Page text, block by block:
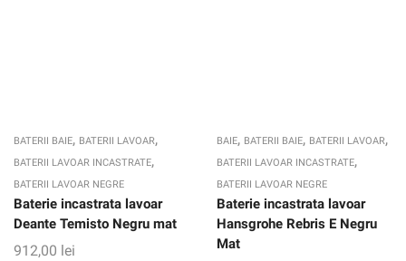
BATERII BAIE, BATERII LAVOAR,
BATERII LAVOAR INCASTRATE,
BATERII LAVOAR NEGRE
Baterie incastrata lavoar
Deante Temisto Negru mat
912,00 lei
BAIE, BATERII BAIE, BATERII LAVOAR,
BATERII LAVOAR INCASTRATE,
BATERII LAVOAR NEGRE
Baterie incastrata lavoar
Hansgrohe Rebris E Negru
Mat